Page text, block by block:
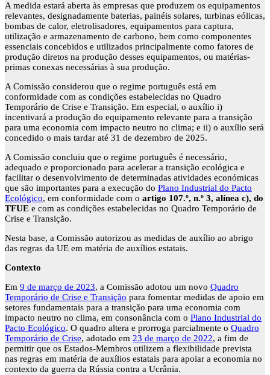
A medida estará aberta às empresas que produzem os equipamentos
relevantes, designadamente baterias, painéis solares, turbinas eólicas,
bombas de calor, eletrolisadores, equipamentos para captura,
utilização e armazenamento de carbono, bem como componentes
essenciais concebidos e utilizados principalmente como fatores de
produção diretos na produção desses equipamentos, ou matérias-
primas conexas necessárias à sua produção.
A Comissão considerou que o regime português está em
conformidade com as condições estabelecidas no Quadro
Temporário de Crise e Transição. Em especial, o auxílio i)
incentivará a produção do equipamento relevante para a transição
para uma economia com impacto neutro no clima; e ii) o auxílio será
concedido o mais tardar até 31 de dezembro de 2025.
A Comissão concluiu que o regime português é necessário,
adequado e proporcionado para acelerar a transição ecológica e
facilitar o desenvolvimento de determinadas atividades económicas
que são importantes para a execução do Plano Industrial do Pacto
Ecológico, em conformidade com o artigo 107.º, n.º 3, alínea c), do
TFUE e com as condições estabelecidas no Quadro Temporário de
Crise e Transição.
Nesta base, a Comissão autorizou as medidas de auxílio ao abrigo
das regras da UE em matéria de auxílios estatais.
Contexto
Em 9 de março de 2023, a Comissão adotou um novo Quadro
Temporário de Crise e Transição para fomentar medidas de apoio em
setores fundamentais para a transição para uma economia com
impacto neutro no clima, em consonância com o Plano Industrial do
Pacto Ecológico. O quadro altera e prorroga parcialmente o Quadro
Temporário de Crise, adotado em 23 de março de 2022, a fim de
permitir que os Estados-Membros utilizem a flexibilidade prevista
nas regras em matéria de auxílios estatais para apoiar a economia no
contexto da guerra da Rússia contra a Ucrânia.